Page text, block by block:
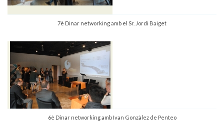
7è Dinar networking amb el Sr. Jordi Baiget
6è Dinar networking amb Ivan Gonzàlez de Penteo